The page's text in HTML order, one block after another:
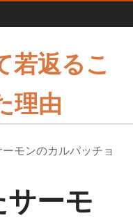
若返るこ
理由
モンのカルパッチョ
ーモ